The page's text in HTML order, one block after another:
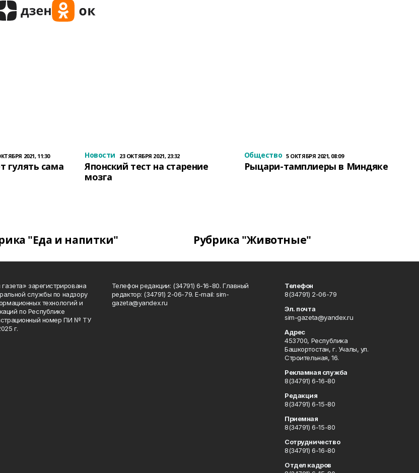
2021, 11:30
гулять сама
Новости 23 ОКТЯБРЯ 2021, 23:32
Японский тест на старение
мозга
Общество 5 ОКТЯБРЯ 2021, 08:09
Рыцари-тамплиеры в Миндяке
"Еда и напитки" Рубрика "Животные"
зарегистрирована
службы по надзору
технологий и
по Республике
номер ПИ № ТУ
г.
Телефон редакции: (34791) 6-16-80. Главный
редактор: (34791) 2-06-79. Е-mаil: sim-
gazeta@yandex.ru
Телефон
8(34791) 2-06-79
Эл. почта
sim-gazeta@yandex.ru
Адрес
453700, Республика
Башкортостан, г. Учалы, ул.
Строительная, 16.
Рекламная служба
8(34791) 6-16-80
Редакция
8(34791) 6-15-80
Приемная
8(34791) 6-15-80
Сотрудничество
8(34791) 6-16-80
Отдел кадров